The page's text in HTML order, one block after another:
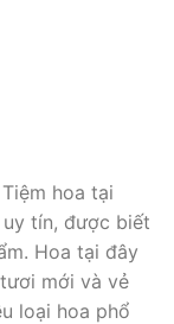
hoa tại
uy tín, được biết
Hoa tại đây
mới và vẻ
loại hoa phổ